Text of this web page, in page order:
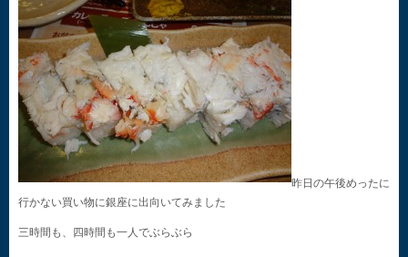
昨日の午後めったに
行かない買い物に銀座に出向いてみました
三時間も、四時間も一人でぶらぶら